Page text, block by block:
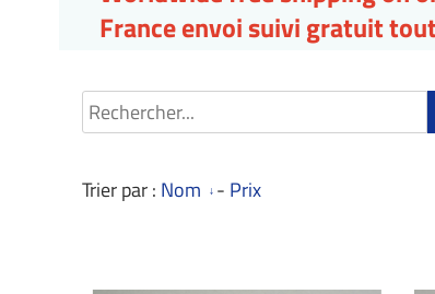
France envoi suivi gratuit
Trier par : Nom - Prix